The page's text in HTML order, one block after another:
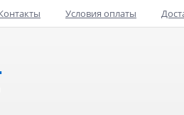
Условия оплаты